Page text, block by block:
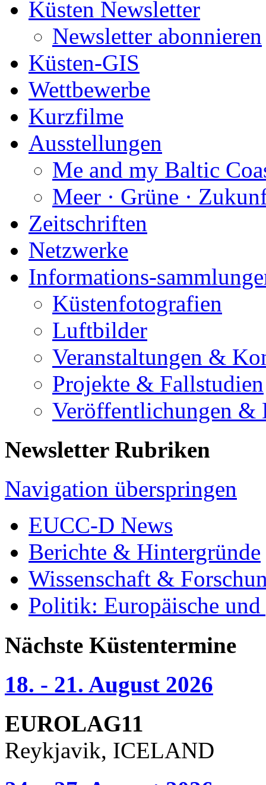
Küsten Newsletter
Newsletter abonnieren
Küsten-GIS
Wettbewerbe
Kurzfilme
Ausstellungen
Me and my Baltic
Meer · Grüne ·
Zeitschriften
Netzwerke
Informations-
Küstenfotografien
Luftbilder
Veranstaltungen &
Projekte & Fallstudien
Veröffentlichungen &
Newsletter Rubriken
Navigation überspringen
EUCC-D News
Berichte & Hintergründe
Wissenschaft &
Politik: Europäische
Nächste Küstentermine
18. - 21. August 2026
EUROLAG11
Reykjavik, ICELAND